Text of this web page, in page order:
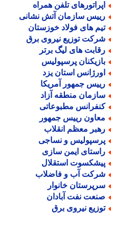
تلفن همراه
سازمان آتش نشانی
های فولاد خوزستان
توزیع نیروی برق
های لیگ برتر
پرسپولیس
استان یزد
جمهور آمریکا
منطقه آزاد
مطبوعاتی
رییس جمهور
معظم انقلاب
و نساجی
ایمن سازی
استقلال
آب و فاضلاب
خانوار
نفت آبادان
نیروی برق